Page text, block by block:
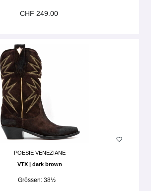
CHF 249.00
POESIE VENEZIANE
VTX | dark brown
Grössen: 38½